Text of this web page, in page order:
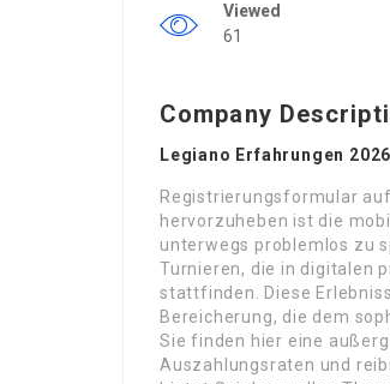
Viewed
61
Company
Legiano Erfahrungen
Registrierungsformular
hervorzuheben ist die
unterwegs problemlos zu
Turnieren, die in digitalen
stattfinden. Diese
Bereicherung, die dem
Sie finden hier eine
Auszahlungsraten und